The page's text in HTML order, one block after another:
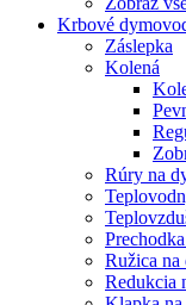
Krbové
Záslepka
Kolená
Rúry na
Ružica na
Redukcia